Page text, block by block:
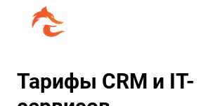
Тарифы CRM и IT-